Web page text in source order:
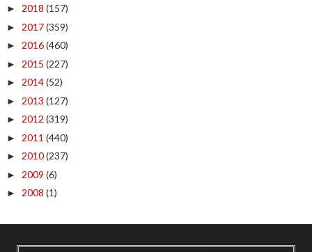
► 2018 (157)
► 2017(359)
► 2016(460)
► 2015 (227)
► 2014(52)
► 2013 (127)
► 2012 (319)
► 2011 (440)
► 2010(237)
► 2009 (6)
► 2008 (1)